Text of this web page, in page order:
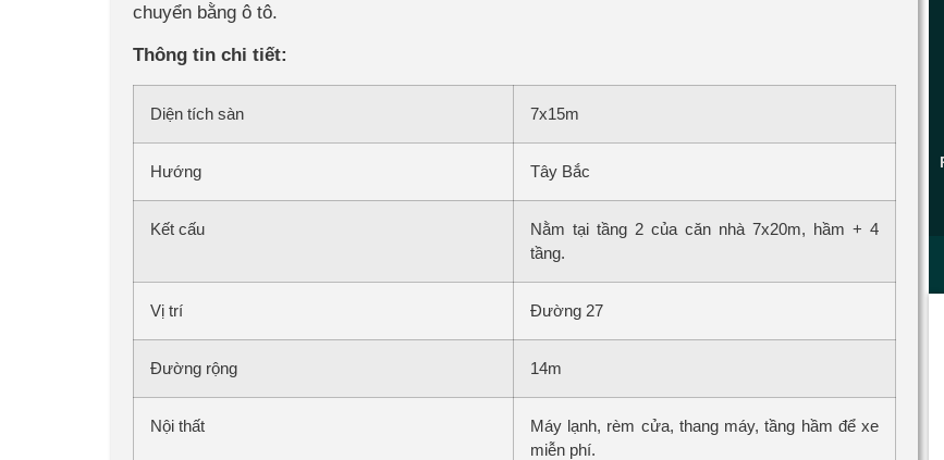
chuyển bằng ô tô.
Thông tin chi tiết:
Diện tích sàn 7x15m
Hướng Tây Bắc
Kết cấu
Nằm tại tầng 2 của căn nhà 7x20m, hầm + 4
tầng.
Vị trí Đường 27
Đường rộng 14m
Nội thất
Máy lạnh, rèm cửa, thang máy, tầng hầm để xe
miễn phí.